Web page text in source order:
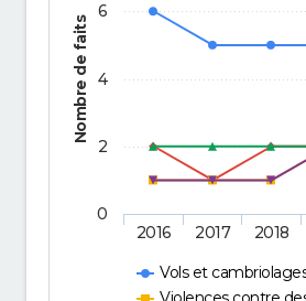
Nombre de faits
Vols et
2016 2017 2018
0
2
4
6